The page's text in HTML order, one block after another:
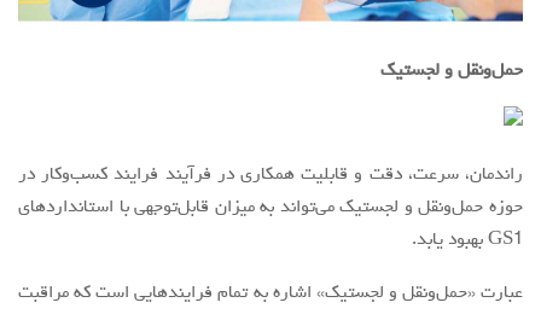
حمل‌ونقل و لجستیک
راندمان، سرعت، دقت و قابلیت همکاری در فرآیند فرایند کسب‌وکار در
حوزه حمل‌ونقل و لجستیک می‌تواند به میزان قابل‌توجهی با استانداردهای
GS1 بهبود یابد.
عبارت «حمل‌ونقل و لجستیک» اشاره به تمام فرایندهایی است که مراقبت